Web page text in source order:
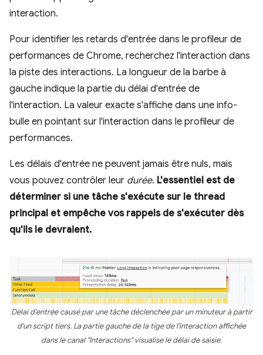
interaction.
Pour identifier les retards d'entrée dans le profileur de
performances de Chrome, recherchez l'interaction dans
la piste des interactions. La longueur de la barbe à
gauche indique la partie du délai d'entrée de
l'interaction. La valeur exacte s'affiche dans une info-
bulle en pointant sur l'interaction dans le profileur de
performances.
Les délais d'entrée ne peuvent jamais être nuls, mais
vous pouvez contrôler leur durée. L'essentiel est de
déterminer si une tâche s'exécute sur le thread
principal et empêche vos rappels de s'exécuter dès
qu'ils le devraient.
Délai d'entrée causé par une tâche déclenchée par un minuteur à partir
d'un script tiers. La partie gauche de la tige de l'interaction affichée
dans le canal "Interactions" visualise le délai de saisie.